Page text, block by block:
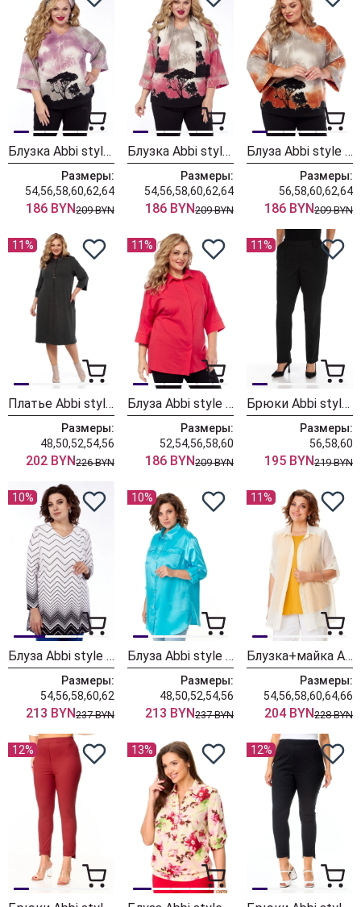
Блузка Abbi style 4054
Размеры:
54,56,58,60,62,64
186 BYN209 BYN
Блузка Abbi style 4053
Размеры:
54,56,58,60,62,64
186 BYN209 BYN
Блуза Abbi style 4051 бежево-коричневый
Размеры:
56,58,60,62,64
186 BYN209 BYN
11%
Платье Abbi style 1040
Размеры:
48,50,52,54,56
202 BYN226 BYN
11%
Блуза Abbi style 4050 коралловый
Размеры:
52,54,56,58,60
186 BYN209 BYN
11%
Брюки Abbi style 2024
Размеры:
56,58,60
195 BYN219 BYN
10%
Блуза Abbi style 4046 бело-черный
Размеры:
54,56,58,60,62
213 BYN237 BYN
10%
Блуза Abbi style 4045 бирюзовый
Размеры:
48,50,52,54,56
213 BYN237 BYN
11%
Блузка+майка Abbi style 5034 желтый мелкий горох
Размеры:
54,56,58,60,64,66
204 BYN228 BYN
12% 13% 12%